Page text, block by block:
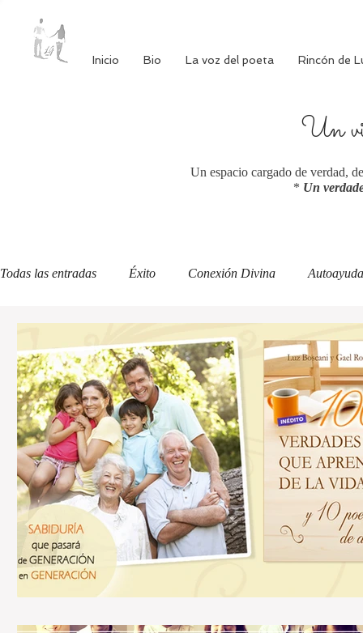
Inicio Bio La voz del poeta Rincón de
Un
Un espacio cargado de verdad,
* Un
Todas las entradas Éxito Conexión Divina Autoayuda
Alimentación consciente Bienestar